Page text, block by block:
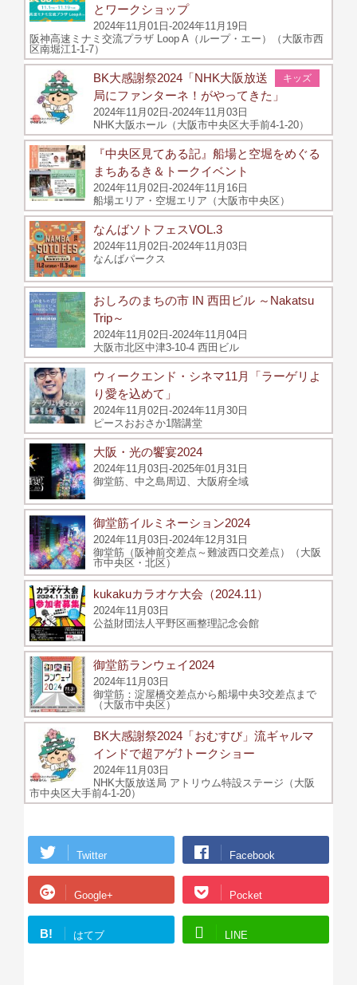
とワークショップ
2024年11月01日-2024年11月19日
阪神高速ミナミ交流プラザ Loop A（ループ・エー）（大阪市西
区南堀江1-1-7）
キッズ
BK大感謝祭2024「NHK大阪放送
局にファンターネ！がやってきた」
2024年11月02日-2024年11月03日
NHK大阪ホール（大阪市中央区大手前4-1-20）
『中央区見てある記』船場と空堀をめぐる
まちあるき＆トークイベント
2024年11月02日-2024年11月16日
船場エリア・空堀エリア（大阪市中央区）
なんばソトフェスVOL.3
2024年11月02日-2024年11月03日
なんばパークス
おしろのまちの市 IN 西田ビル ～Nakatsu
Trip～
2024年11月02日-2024年11月04日
大阪市北区中津3-10-4 西田ビル
ウィークエンド・シネマ11月「ラーゲリよ
り愛を込めて」
2024年11月02日-2024年11月30日
ピースおおさか1階講堂
大阪・光の饗宴2024
2024年11月03日-2025年01月31日
御堂筋、中之島周辺、大阪府全域
御堂筋イルミネーション2024
2024年11月03日-2024年12月31日
御堂筋（阪神前交差点～難波西口交差点）（大阪
市中央区・北区）
kukakuカラオケ大会（2024.11）
2024年11月03日
公益財団法人平野区画整理記念会館
御堂筋ランウェイ2024
2024年11月03日
御堂筋：淀屋橋交差点から船場中央3交差点まで
（大阪市中央区）
BK大感謝祭2024「おむすび」流ギャルマ
インドで超アゲ⤴トークショー
2024年11月03日
NHK大阪放送局 アトリウム特設ステージ（大阪
市中央区大手前4-1-20）
Twitter Facebook
Google+ Pocket
B! はてブ LINE